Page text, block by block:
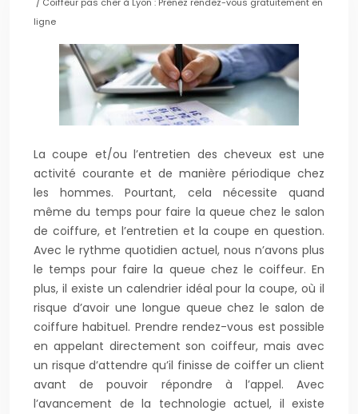
ligne
La coupe et/ou l’entretien des cheveux est une
activité courante et de manière périodique chez
les hommes. Pourtant, cela nécessite quand
même du temps pour faire la queue chez le salon
de coiffure, et l’entretien et la coupe en question.
Avec le rythme quotidien actuel, nous n’avons plus
le temps pour faire la queue chez le coiffeur. En
plus, il existe un calendrier idéal pour la coupe, où il
risque d’avoir une longue queue chez le salon de
coiffure habituel. Prendre rendez-vous est possible
en appelant directement son coiffeur, mais avec
un risque d’attendre qu’il finisse de coiffer un client
avant de pouvoir répondre à l’appel. Avec
l’avancement de la technologie actuel, il existe